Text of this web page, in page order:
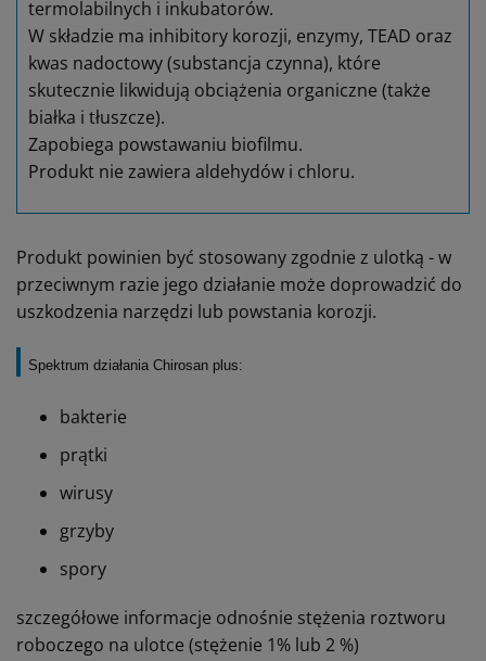
termolabilnych i inkubatorów.
W składzie ma inhibitory korozji, enzymy, TEAD oraz
kwas nadoctowy (substancja czynna), które
skutecznie likwidują obciążenia organiczne (także
białka i tłuszcze).
Zapobiega powstawaniu biofilmu.
Produkt nie zawiera aldehydów i chloru.
Produkt powinien być stosowany zgodnie z ulotką - w
przeciwnym razie jego działanie może doprowadzić do
uszkodzenia narzędzi lub powstania korozji.
Spektrum działania Chirosan plus:
bakterie
prątki
wirusy
grzyby
spory
szczegółowe informacje odnośnie stężenia roztworu
roboczego na ulotce (stężenie 1% lub 2 %)